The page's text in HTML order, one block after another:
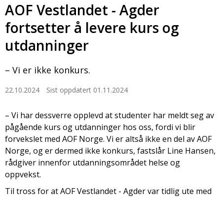
AOF Vestlandet - Agder
fortsetter å levere kurs og
utdanninger
– Vi er ikke konkurs.
22.10.2024 Sist oppdatert 01.11.2024
– Vi har dessverre opplevd at studenter har meldt seg av
pågående kurs og utdanninger hos oss, fordi vi blir
forvekslet med AOF Norge. Vi er altså ikke en del av AOF
Norge, og er dermed ikke konkurs, fastslår Line Hansen,
rådgiver innenfor utdanningsområdet helse og
oppvekst.
Til tross for at AOF Vestlandet - Agder var tidlig ute med